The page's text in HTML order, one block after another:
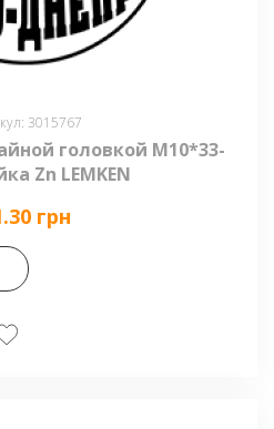
3015767
головкой М10*33-
Zn LEMKEN
грн